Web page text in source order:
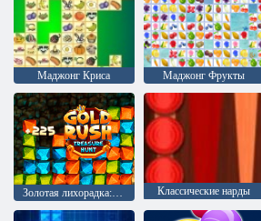
Маджонг Криса Маджонг Фрукты
Классические нарды